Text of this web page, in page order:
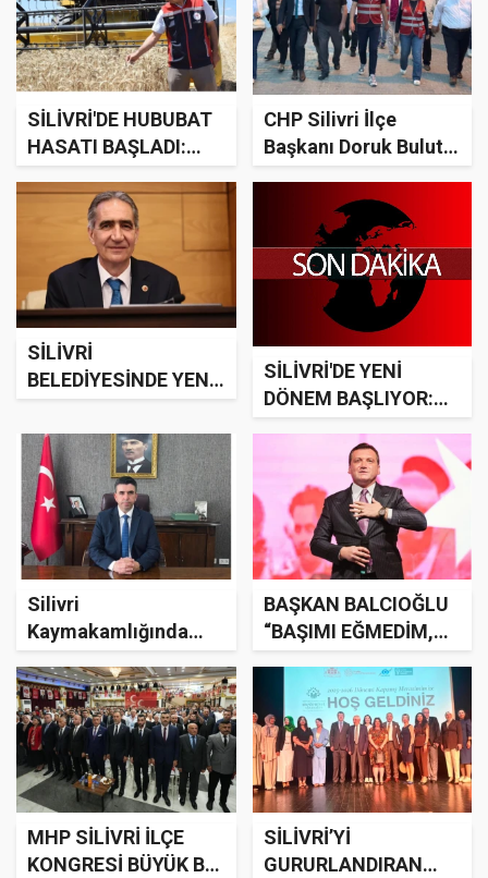
SİLİVRİ'DE HUBUBAT
HASATI BAŞLADI:
ALINAN VERİM
ÜRETİCİNİN YÜZÜNÜ
GÜLDÜRDÜ!
CHP Silivri İlçe
Başkanı Doruk Bulut:
Sandık gelecek,
halkın iradesi
kazanacak!
SİLİVRİ
BELEDİYESİNDE YENİ
BAŞKAN VEKİLİ
SEÇİLDİ
SİLİVRİ'DE YENİ
DÖNEM BAŞLIYOR:
YENİ BELEDİYE
BAŞKAN VEKİLİ
SEÇİMİ İÇİN TARİH
AÇIKLANDI
Silivri
Kaymakamlığında
BAŞKAN BALCIOĞLU
“BAŞIMI EĞMEDİM,
MHP SİLİVRİ İLÇE
KONGRESİ BÜYÜK BİR
SİLİVRİ’Yİ
GURURLANDIRAN